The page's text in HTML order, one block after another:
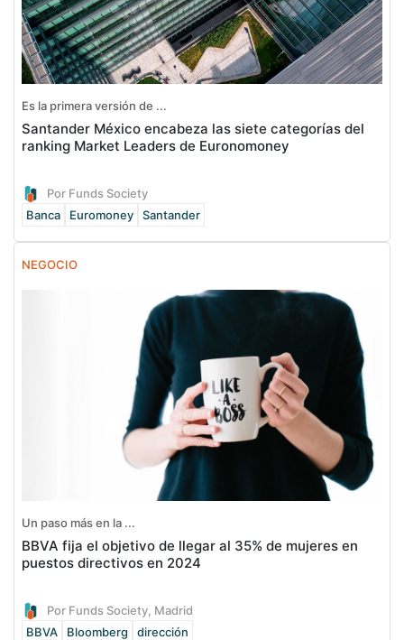
Es la primera versión de ...
Santander México encabeza las siete categorías del
ranking Market Leaders de Euronomoney
Por Funds Society
Banca
Euromoney Santander
NEGOCIO
Un paso más en la ...
BBVA fija el objetivo de llegar al 35% de mujeres en
puestos directivos en 2024
Por Funds Society, Madrid
BBVA
Bloomberg dirección